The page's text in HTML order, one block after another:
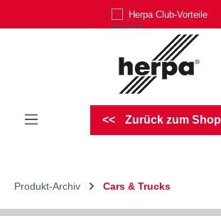
Zum Hauptinhalt springenHerpa Club-Vorteile
Zurück zum Shop
Produkt-Archiv Cars & Trucks